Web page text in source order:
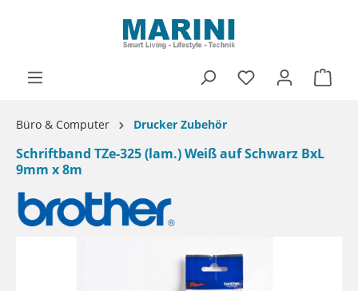
Büro & Computer Drucker Zubehör
Schriftband TZe-325 (lam.) Weiß auf Schwarz BxL
9mm x 8m